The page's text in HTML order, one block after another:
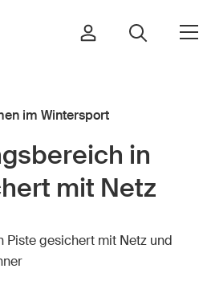
im Wintersport
in
mit Netz
Piste gesichert mit Netz und